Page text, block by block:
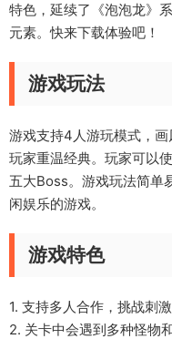
特色，延续了《泡泡龙》
元素。快来下载体验吧！
游戏玩法
游戏支持4人游玩模式，
玩家重温经典。玩家可以
五大Boss。游戏玩法简单
闲娱乐的游戏。
游戏特色
1. 支持多人合作，挑战刺
2. 关卡中会遇到多种怪物